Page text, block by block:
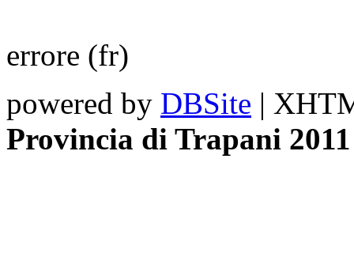
errore (fr)
powered by DBSite |
Provincia di Trapani 2011